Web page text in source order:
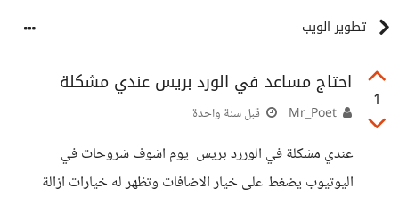
تطوير الويب
1
احتاج مساعد في الورد بريس عندي مشكلة
قبل سنة واحدة
عندي مشكلة في الوررد بريس يوم اشوف شروحات في
اليوتيوب يضغط على خيار الاضافات وتظهر له خيارات ازالة